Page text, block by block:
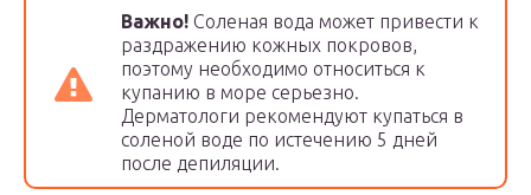
Важно! Соленая вода может привести к
раздражению кожных покровов,
поэтому необходимо относиться к
купанию в море серьезно.
Дерматологи рекомендуют купаться в
соленой воде по истечению 5 дней
после депиляции.